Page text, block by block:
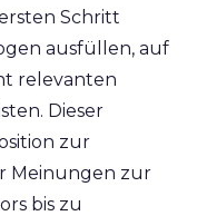
Schritt
ausfüllen, auf
relevanten
Dieser
zur
Meinungen zur
bis zu